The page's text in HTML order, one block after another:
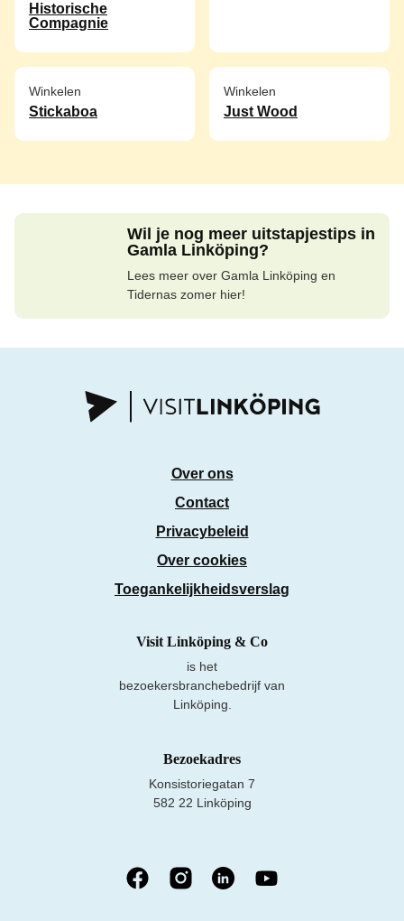
Historische
Compagnie
Winkelen
Stickaboa
Winkelen
Just Wood
Wil je nog meer uitstapjestips in
Gamla Linköping?
Lees meer over Gamla Linköping en
Tidernas zomer hier!
Over ons
Contact
Privacybeleid
Over cookies
Toegankelijkheidsverslag
Visit Linköping & Co
is het
bezoekersbranchebedrijf van
Linköping.
Bezoekadres
Konsistoriegatan 7
582 22 Linköping